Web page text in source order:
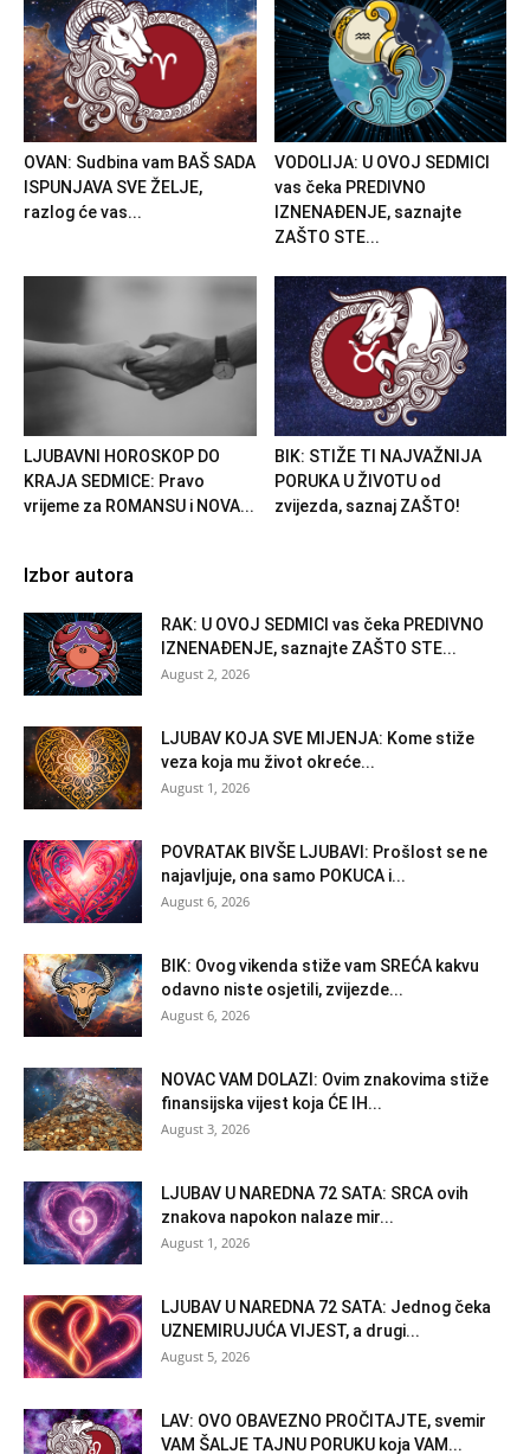
OVAN: Sudbina vam BAŠ SADA
ISPUNJAVA SVE ŽELJE,
razlog će vas...
VODOLIJA: U OVOJ SEDMICI
vas čeka PREDIVNO
IZNENAĐENJE, saznajte
ZAŠTO STE...
LJUBAVNI HOROSKOP DO
KRAJA SEDMICE: Pravo
vrijeme za ROMANSU i NOVA...
BIK: STIŽE TI NAJVAŽNIJA
PORUKA U ŽIVOTU od
zvijezda, saznaj ZAŠTO!
Izbor autora
RAK: U OVOJ SEDMICI vas čeka PREDIVNO
IZNENAĐENJE, saznajte ZAŠTO STE...
August 2, 2026
LJUBAV KOJA SVE MIJENJA: Kome stiže
veza koja mu život okreće...
August 1, 2026
POVRATAK BIVŠE LJUBAVI: Prošlost se ne
najavljuje, ona samo POKUCA i...
August 6, 2026
BIK: Ovog vikenda stiže vam SREĆA kakvu
odavno niste osjetili, zvijezde...
August 6, 2026
NOVAC VAM DOLAZI: Ovim znakovima stiže
finansijska vijest koja ĆE IH...
August 3, 2026
LJUBAV U NAREDNA 72 SATA: SRCA ovih
znakova napokon nalaze mir...
August 1, 2026
LJUBAV U NAREDNA 72 SATA: Jednog čeka
UZNEMIRUJUĆA VIJEST, a drugi...
August 5, 2026
LAV: OVO OBAVEZNO PROČITAJTE, svemir
VAM ŠALJE TAJNU PORUKU koja VAM...